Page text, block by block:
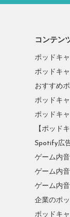
コンテン
ポッドキ
ポッドキ
おすすめ
ポッドキ
ポッドキ
【ポッド
Spotify広
ゲーム内
ゲーム内
ゲーム内
企業のポ
ポッドキ